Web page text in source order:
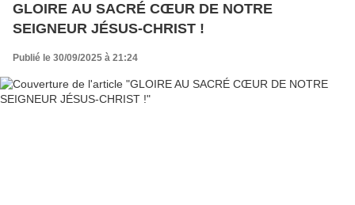
GLOIRE AU SACRÉ CŒUR DE NOTRE
SEIGNEUR JÉSUS-CHRIST !
Publié le 30/09/2025 à 21:24